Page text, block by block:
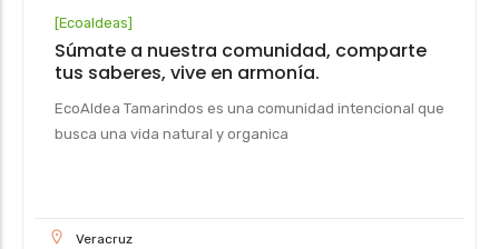
[Ecoaldeas]
Súmate a nuestra comunidad, comparte
tus saberes, vive en armonía.
EcoAldea Tamarindos es una comunidad intencional que
busca una vida natural y organica
Veracruz